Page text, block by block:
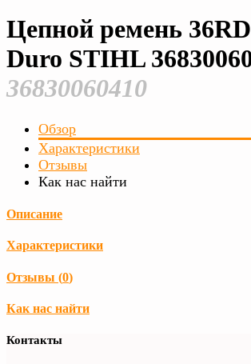
Цепной ремень
Duro STIHL
36830060410
Обзор
Характеристики
Отзывы
Как нас найти
Описание
Характеристики
Отзывы (0)
Как нас найти
Контакты